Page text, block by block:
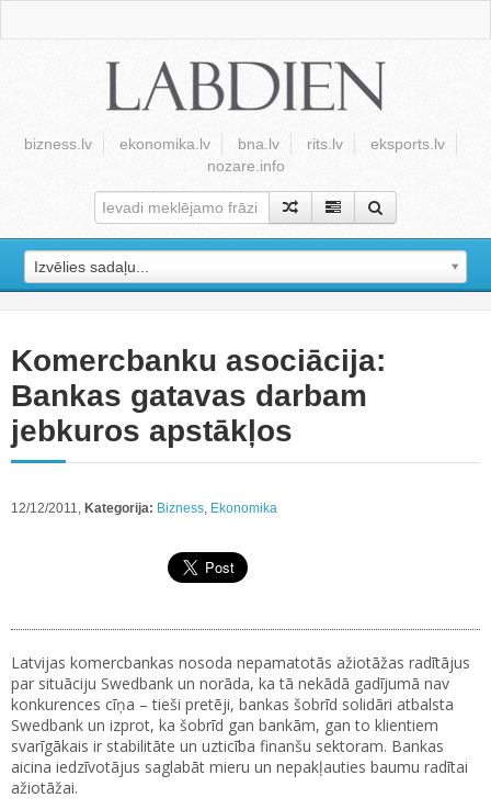
bizness.lv ekonomika.lv bna.lv rits.lv
eksports.lv
nozare.info
Izvēlies sadaļu...
Komercbanku asociācija:
Bankas gatavas darbam
jebkuros apstākļos
12/12/2011, Kategorija: Bizness, Ekonomika
Latvijas komercbankas nosoda nepamatotās ažiotāžas radītājus
par situāciju Swedbank un norāda, ka tā nekādā gadījumā nav
konkurences cīņa – tieši pretēji, bankas šobrīd solidāri atbalsta
Swedbank un izprot, ka šobrīd gan bankām, gan to klientiem
svarīgākais ir stabilitāte un uzticība finanšu sektoram. Bankas
aicina iedzīvotājus saglabāt mieru un nepakļauties baumu radītai
ažiotāžai.